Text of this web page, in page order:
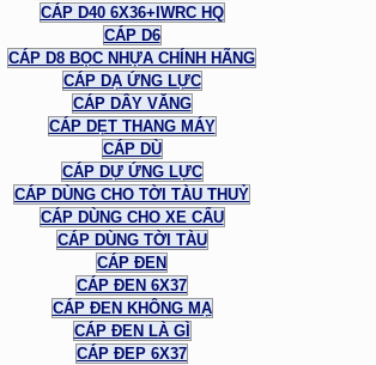
CÁP D40 6X36+IWRC HQ
CÁP D6
CÁP D8 BỌC NHỰA CHÍNH HÃNG
CÁP DẠ ỨNG LỰC
CÁP DÂY VĂNG
CÁP DẸT THANG MÁY
CÁP DÙ
CÁP DỰ ỨNG LỰC
CÁP DÙNG CHO TỜI TÀU THUỶ
CÁP DÙNG CHO XE CẨU
CÁP DÙNG TỜI TÀU
CÁP ĐEN
CÁP ĐEN 6X37
CÁP ĐEN KHÔNG MẠ
CÁP ĐEN LÀ GÌ
CÁP ĐEP 6X37